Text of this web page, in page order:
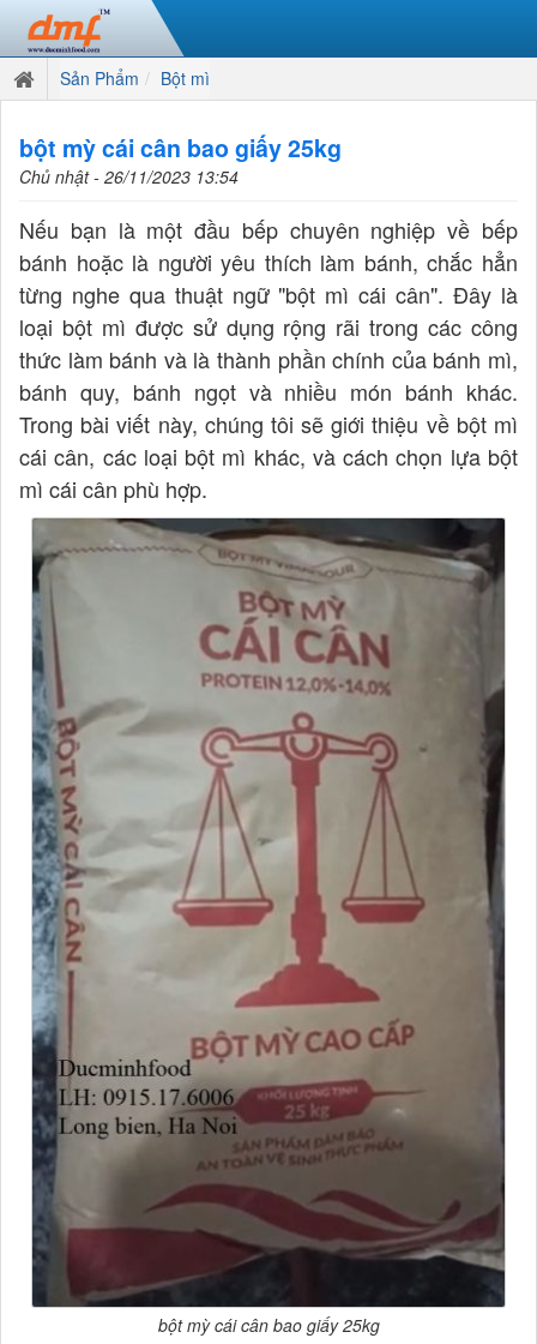
Sản Phẩm Bột mì
bột mỳ cái cân bao giấy 25kg
Chủ nhật - 26/11/2023 13:54
Nếu bạn là một đầu bếp chuyên nghiệp về bếp
bánh hoặc là người yêu thích làm bánh, chắc hẳn
từng nghe qua thuật ngữ "bột mì cái cân". Đây là
loại bột mì được sử dụng rộng rãi trong các công
thức làm bánh và là thành phần chính của bánh mì,
bánh quy, bánh ngọt và nhiều món bánh khác.
Trong bài viết này, chúng tôi sẽ giới thiệu về bột mì
cái cân, các loại bột mì khác, và cách chọn lựa bột
mì cái cân phù hợp.
bột mỳ cái cân bao giấy 25kg